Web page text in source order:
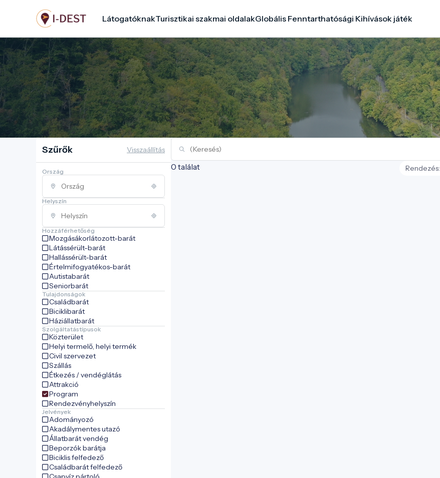
tartalomra
LátogatóknakTurisztikai szakmai oldalakGlobális Fenntarthatósági Kihívások játék
Szűrők Visszaállítás
Ország
Helyszín
Hozzáférhetőség
Mozgásákorlátozott-barát
Látássérült-barát
Hallássérült-barát
Értelmifogyatékos-barát
Autistabarát
Seniorbarát
Tulajdonságok
Családbarát
Biciklibarát
Háziállatbarát
Szolgáltatástípusok
Közterület
Helyi termelő, helyi termék
Civil szervezet
Szállás
Étkezés / vendéglátás
Attrakció
Program
Rendezvényhelyszín
Jelvények
Adományozó
Akadálymentes utazó
Állatbarát vendég
Beporzók barátja
Biciklis felfedező
Családbarát felfedező
0 találat Rendezés: